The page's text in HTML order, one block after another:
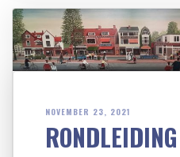
NOVEMBER 23, 2021